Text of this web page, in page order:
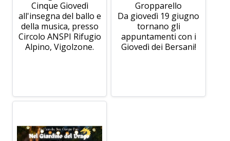
Cinque Giovedì
all'insegna del ballo e
della musica, presso
Circolo ANSPI Rifugio
Alpino, Vigolzone.
Gropparello
Da giovedì 19 giugno
tornano gli
appuntamenti con i
Giovedì dei Bersani!